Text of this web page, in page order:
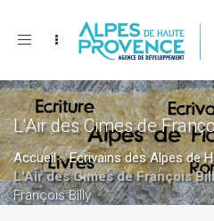
Toggle
L'Air des Cimes de
Accueil»Ecrivains des Alpes de
L'Air des Cimes de François
François Billy